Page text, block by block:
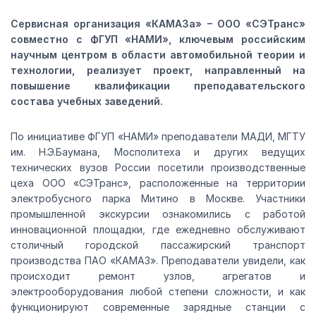
Сервисная организация «КАМАЗа» – ООО «СЭТранс»
совместно с ФГУП «НАМИ», ключевым российским
научным центром в области автомобильной теории и
технологии, реализует проект, направленный на
повышение квалификации преподавательского
состава учебных заведений.
По инициативе ФГУП «НАМИ» преподаватели МАДИ, МГТУ
им. Н.Э.Баумана, Мосполитеха и других ведущих
технических вузов России посетили производственные
цеха ООО «СЭТранс», расположенные на территории
электробусного парка Митино в Москве. Участники
промышленной экскурсии ознакомились с работой
инновационной площадки, где ежедневно обслуживают
столичный городской пассажирский транспорт
производства ПАО «КАМАЗ». Преподаватели увидели, как
происходит ремонт узлов, агрегатов и
электрооборудования любой степени сложности, и как
функционируют современные зарядные станции с